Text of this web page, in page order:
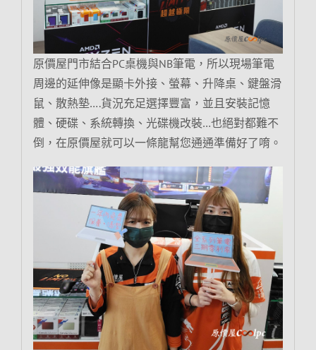
原價屋門市結合PC桌機與NB筆電，所以現場筆電
周邊的延伸像是顯卡外接、螢幕、升降桌、鍵盤滑
鼠、散熱墊….貨況充足選擇豐富，並且安裝記憶
體、硬碟、系統轉換、光碟機改裝…也絕對都難不
倒，在原價屋就可以一條龍幫您通通準備好了唷。